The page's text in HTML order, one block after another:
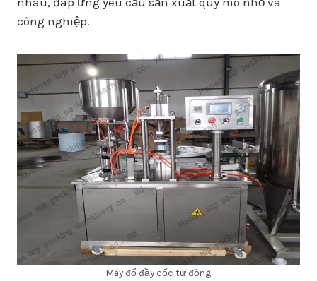
công nghiệp.
Máy đổ đầy cốc tự động